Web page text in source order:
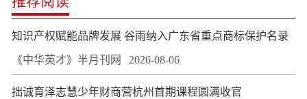
知识产权赋能品牌发展 谷雨纳入广东省重点商标保护名录
《中华英才》半月刊网 2026-08-06
拙诚育泽志慧少年财商营杭州首期课程圆满收官